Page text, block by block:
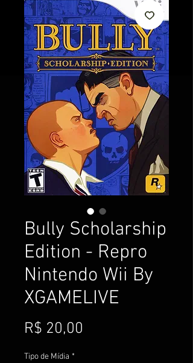
Bully Scholarship
Edition - Repro
Nintendo Wii By
XGAMELIVE
R$ 20,00
Tipo de Mídia *